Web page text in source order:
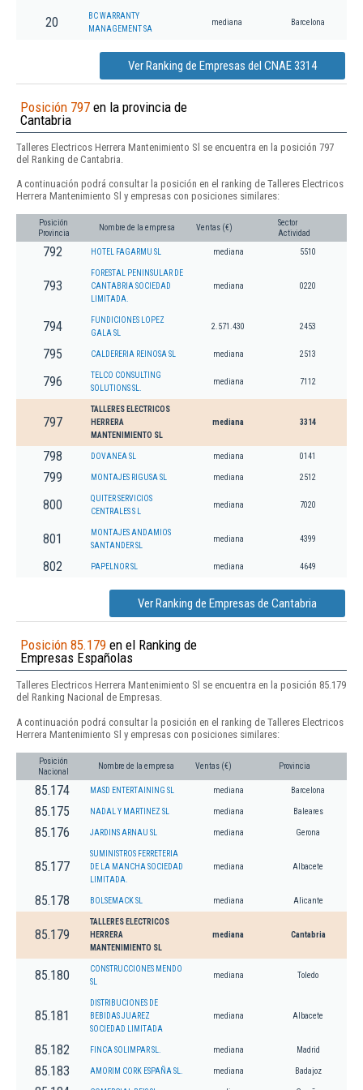
20
BC WARRANTY
MANAGEMENT SA
mediana Barcelona
Ver Ranking de Empresas del CNAE 3314
Posición 797 en la provincia de
Cantabria
Talleres Electricos Herrera Mantenimiento Sl se encuentra en la posición 797
del Ranking de Cantabria.
A continuación podrá consultar la posición en el ranking de Talleres Electricos
Herrera Mantenimiento Sl y empresas con posiciones similares:
Posición
Provincia
Nombre de la empresa Ventas (€)
Sector
Actividad
792 HOTEL FAGARMU SL mediana 5510
793
FORESTAL PENINSULAR DE
CANTABRIA SOCIEDAD
LIMITADA.
mediana 0220
794
FUNDICIONES LOPEZ
GALA SL
2.571.430 2453
795 CALDERERIA REINOSA SL mediana 2513
796
TELCO CONSULTING
SOLUTIONS SL.
mediana 7112
797
TALLERES ELECTRICOS
HERRERA
MANTENIMIENTO SL
mediana 3314
798 DOVANEA SL mediana 0141
799 MONTAJES RIGUSA SL mediana 2512
800
QUITER SERVICIOS
CENTRALES S L
mediana 7020
801
MONTAJES ANDAMIOS
SANTANDER SL
mediana 4399
802 PAPELNOR SL mediana 4649
Ver Ranking de Empresas de Cantabria
Posición 85.179 en el Ranking de
Empresas Españolas
Talleres Electricos Herrera Mantenimiento Sl se encuentra en la posición 85.179
del Ranking Nacional de Empresas.
A continuación podrá consultar la posición en el ranking de Talleres Electricos
Herrera Mantenimiento Sl y empresas con posiciones similares:
Posición
Nacional
Nombre de la empresa Ventas (€) Provincia
85.174 MASD ENTERTAINING SL mediana Barcelona
85.175 NADAL Y MARTINEZ SL mediana Baleares
85.176 JARDINS ARNAU SL mediana Gerona
85.177
SUMINISTROS FERRETERIA
DE LA MANCHA SOCIEDAD
LIMITADA.
mediana Albacete
85.178 BOLSEMACK SL mediana Alicante
85.179
TALLERES ELECTRICOS
HERRERA
MANTENIMIENTO SL
mediana Cantabria
85.180
CONSTRUCCIONES MENDO
SL
mediana Toledo
85.181
DISTRIBUCIONES DE
BEBIDAS JUAREZ
SOCIEDAD LIMITADA
mediana Albacete
85.182 FINCA SOLIMPAR SL. mediana Madrid
85.183 AMORIM CORK ESPAÑA SL. mediana Badajoz